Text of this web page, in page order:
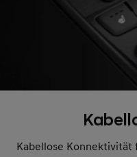
Kabellose